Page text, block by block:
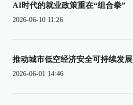
AI时代的就业政策重在“组合拳”
2026-06-10 11:26
推动城市低空经济安全可持续发展
2026-06-01 14:46